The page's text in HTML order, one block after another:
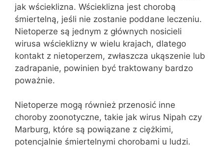
jak wścieklizna. Wścieklizna jest chorobą
śmiertelną, jeśli nie zostanie poddane leczeniu.
Nietoperze są jednym z głównych nosicieli
wirusa wścieklizny w wielu krajach, dlatego
kontakt z nietoperzem, zwłaszcza ukąszenie lub
zadrapanie, powinien być traktowany bardzo
poważnie.
Nietoperze mogą również przenosić inne
choroby zoonotyczne, takie jak wirus Nipah czy
Marburg, które są powiązane z ciężkimi,
potencjalnie śmiertelnymi chorobami u ludzi.